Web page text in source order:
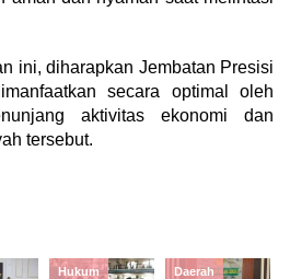
ini, diharapkan Jembatan Presisi
secara optimal oleh
aktivitas ekonomi dan
tersebut.
Hukum Daerah